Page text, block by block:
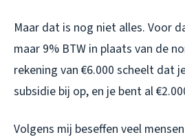
Maar dat is nog niet alles. Voor
maar 9% BTW in plaats van de
rekening van €6.000 scheelt dat
subsidie bij op, en je bent al
Volgens mij beseffen veel